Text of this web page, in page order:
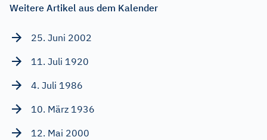
Weitere Artikel aus dem Kalender
25. Juni 2002
11. Juli 1920
4. Juli 1986
10. März 1936
12. Mai 2000